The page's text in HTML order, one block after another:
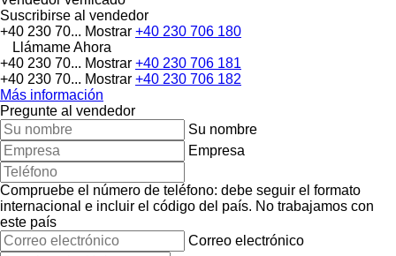
Suscribirse al vendedor
+40 230 70... Mostrar +40 230 706 180
Llámame Ahora
+40 230 70... Mostrar +40 230 706 181
+40 230 70... Mostrar +40 230 706 182
Más información
Pregunte al vendedor
Su nombre
Empresa
Compruebe el número de teléfono: debe seguir el formato
internacional e incluir el código del país. No trabajamos con
este país
Correo electrónico